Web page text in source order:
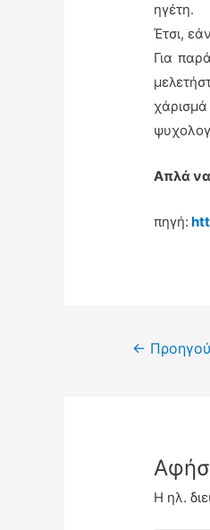
ηγέτη.
Έτσι,
Για
Απλά να
πηγή:
←
Η ηλ.